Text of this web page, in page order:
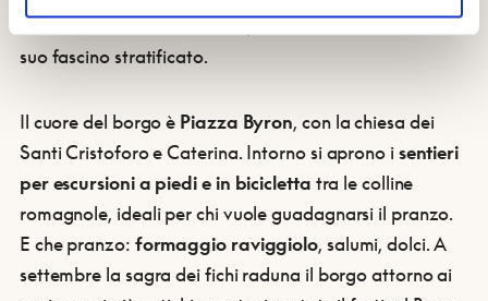
cambiando forme e funzioni, ma conservando intatto il
suo fascino stratificato.
Il cuore del borgo è Piazza Byron, con la chiesa dei
Santi Cristoforo e Caterina. Intorno si aprono isentieri
per escursioni a piedi e in bicicletta tra le colline
romagnole, ideali per chi vuole guadagnarsi il pranzo.
E che pranzo: formaggio raviggiolo, salumi, dolci. A
settembre la sagra dei fichi raduna il borgo attorno ai